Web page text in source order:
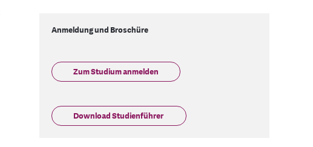
Anmeldung und Broschüre
Zum Studium anmelden
Download Studienführer